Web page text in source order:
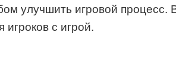
улучшить игровой процесс.
игроков с игрой.